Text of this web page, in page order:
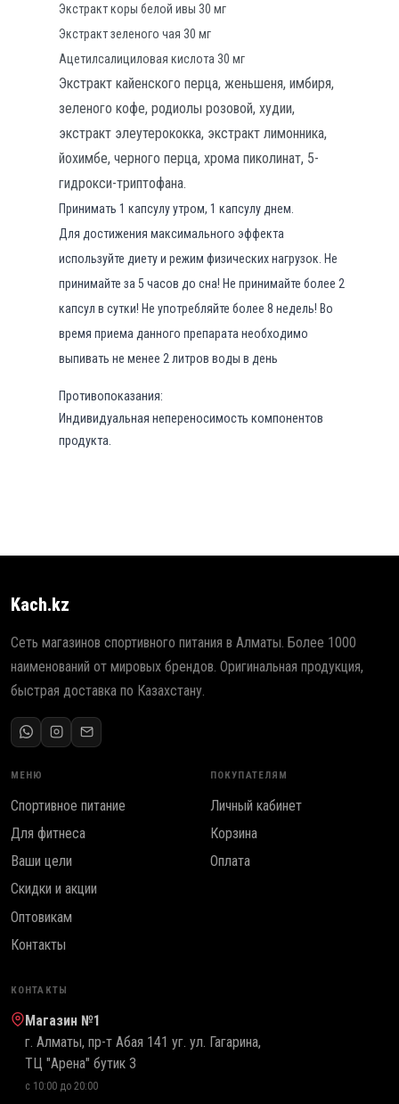
Экстракт коры белой ивы 30 мг
Экстракт зеленого чая 30 мг
Ацетилсалициловая кислота 30 мг
Экстракт кайенского перца, женьшеня, имбиря,
зеленого кофе, родиолы розовой, худии,
экстракт элеутерококка, экстракт лимонника,
йохимбе, черного перца, хрома пиколинат, 5-
гидрокси-триптофана.
Принимать 1 капсулу утром, 1 капсулу днем.
Для достижения максимального эффекта
используйте диету и режим физических нагрузок. Не
принимайте за 5 часов до сна! Не принимайте более 2
капсул в сутки! Не употребляйте более 8 недель! Во
время приема данного препарата необходимо
выпивать не менее 2 литров воды в день
Противопоказания:
Индивидуальная непереносимость компонентов
продукта.
Kach.kz
Сеть магазинов спортивного питания в Алматы. Более 1000
наименований от мировых брендов. Оригинальная продукция,
быстрая доставка по Казахстану.
МЕНЮ
Спортивное питание
Для фитнеса
Ваши цели
Скидки и акции
Оптовикам
Контакты
ПОКУПАТЕЛЯМ
Личный кабинет
Корзина
Оплата
КОНТАКТЫ
Магазин №1
г. Алматы, пр-т Абая 141 уг. ул. Гагарина,
ТЦ "Арена" бутик 3
с 10:00 до 20:00